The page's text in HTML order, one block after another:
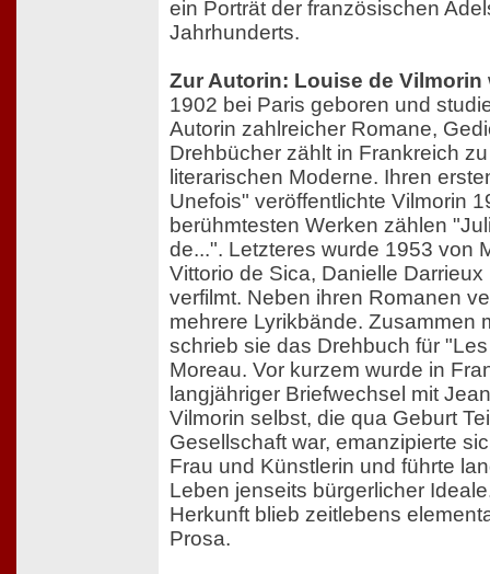
ein Porträt der französischen
Jahrhunderts.
Zur Autorin: Louise de Vilmorin
1902 bei Paris geboren und
Autorin zahlreicher Romane,
Drehbücher zählt in Frankreich
literarischen Moderne. Ihren
Unefois" veröffentlichte Vilmorin
berühmtesten Werken zählen
de...". Letzteres wurde 1953 von
Vittorio de Sica, Danielle
verfilmt. Neben ihren Romanen
mehrere Lyrikbände. Zusammen
schrieb sie das Drehbuch für
Moreau. Vor kurzem wurde in
langjähriger Briefwechsel mit
Vilmorin selbst, die qua Geburt
Gesellschaft war, emanzipierte
Frau und Künstlerin und führte
Leben jenseits bürgerlicher
Herkunft blieb zeitlebens
Prosa.